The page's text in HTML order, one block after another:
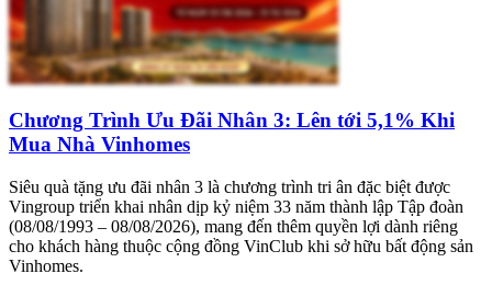
Chương Trình Ưu Đãi Nhân 3: Lên tới 5,1% Khi
Mua Nhà Vinhomes
Siêu quà tặng ưu đãi nhân 3 là chương trình tri ân đặc biệt được
Vingroup triển khai nhân dịp kỷ niệm 33 năm thành lập Tập đoàn
(08/08/1993 – 08/08/2026), mang đến thêm quyền lợi dành riêng
cho khách hàng thuộc cộng đồng VinClub khi sở hữu bất động sản
Vinhomes.